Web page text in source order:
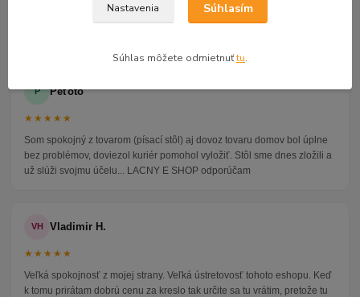
Veľmi seriózny dodávateľ komunikoval so mnou telefonicky na adrese
nikto nebol doma pán veľmi ochotne vybavil iné miesto odberu a vodič
P Peťoto
★★★★★
Som spokojný z tovarom (písací stôl) aj dovoz tovaru domov bol úplne
bez problémov, doviezol kuriér pomohol vyložiť. Stôl sme dnes zložili a
už slúži svojmu účelu... LACNY E SHOP odporúčam
VH Vladimir H.
★★★★★
Veľká spokojnosť z mojej strany. Veľká ústretovosť tohoto eshopu. Keď
k tomu prirátam dobrú cenu za kreslo tak určite sa tu vrátim, pretože tu
Nastavenia Súhlasím
Súhlas môžete odmietnuťtu.